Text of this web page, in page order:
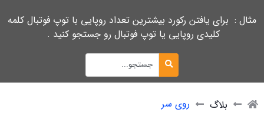
مثال : برای یافتن رکورد بیشترین تعداد روپایی با توپ فوتبال کلمه
کلیدی روپایی یا توپ فوتبال رو جستجو کنید .
بلاگ روی سر